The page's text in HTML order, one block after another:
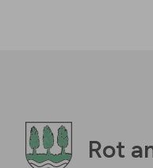
Rot